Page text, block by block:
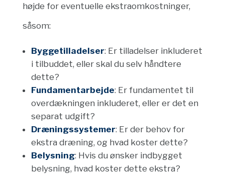
højde for eventuelle ekstraomkostninger,
såsom:
Byggetilladelser: Er tilladelser inkluderet
i tilbuddet, eller skal du selv håndtere
dette?
Fundamentarbejde: Er fundamentet til
overdækningen inkluderet, eller er det en
separat udgift?
Dræningssystemer: Er der behov for
ekstra dræning, og hvad koster dette?
Belysning: Hvis du ønsker indbygget
belysning, hvad koster dette ekstra?